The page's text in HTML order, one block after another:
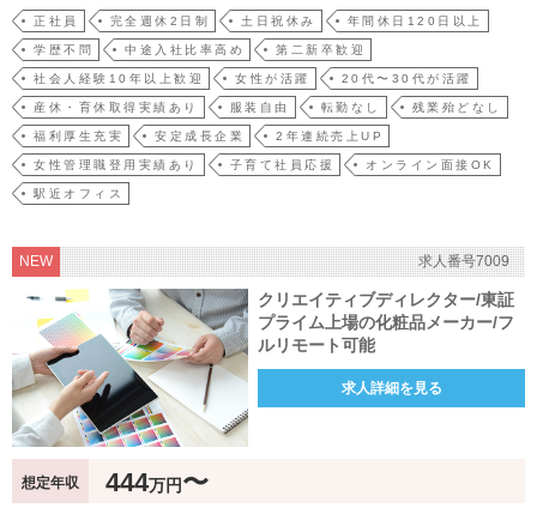
だきます。主な業務内容は以下の通りです。・ Google／Meta／X等の広告戦略設計・
予算配分・入札管理・ターゲティング設計・ クリエイティブ起点での施策立案と制
作…
正社員 完全週休2日制 土日祝休み 年間休日120日以上
学歴不問 中途入社比率高め 第二新卒歓迎
社会人経験10年以上歓迎 女性が活躍 20代〜30代が活躍
産休・育休取得実績あり 服装自由 転勤なし 残業殆どなし
福利厚生充実 安定成長企業 2年連続売上UP
女性管理職登用実績あり 子育て社員応援 オンライン面接OK
駅近オフィス
NEW 求人番号7009
クリエイティブディレクター/東証
プライム上場の化粧品メーカー/フ
ルリモート可能
求人詳細を見る
想定年収 444万円〜